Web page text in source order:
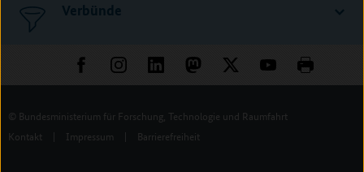
Verbünde
© Bundesministerium für Forschung, Technologie und Raumfahrt
Kontakt
| Impressum | Barrierefreiheit